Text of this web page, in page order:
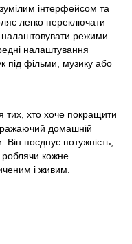
інтерфейсом та
легко переключати
налаштовувати режими
налаштування
під фільми, музику або
тих, хто хоче покращити
домашній
Він поєднує потужність,
роблячи кожне
і живим.